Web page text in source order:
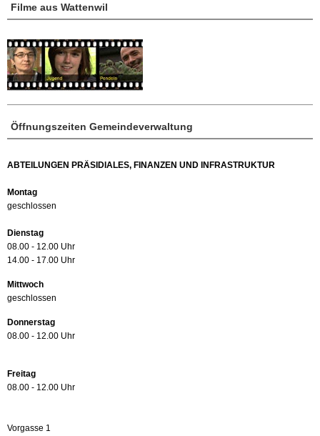
Öffnungszeiten Gemeindeverwaltung
ABTEILUNGEN PRÄSIDIALES, FINANZEN UND INFRASTRUKTUR
Montag
geschlossen
Dienstag
08.00 - 12.00 Uhr
14.00 - 17.00 Uhr
Mittwoch
geschlossen
Donnerstag
08.00 - 12.00 Uhr
Freitag
08.00 - 12.00 Uhr
Vorgasse 1
Filme aus Wattenwil